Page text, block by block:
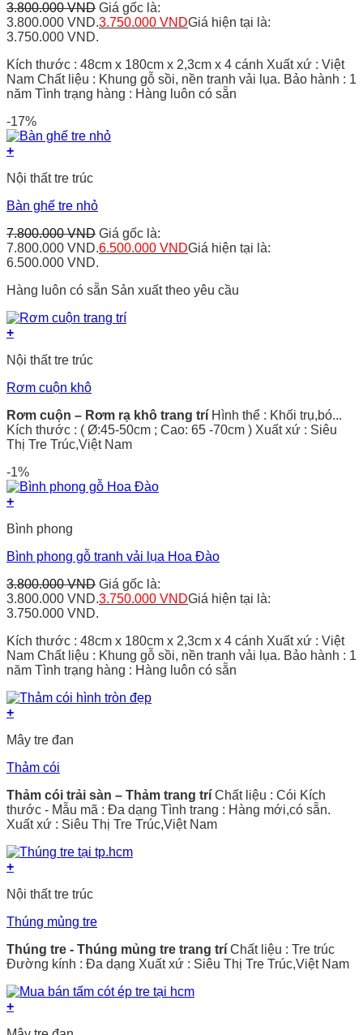
3.800.000VND Giá gốc là:
3.800.000 VND.3.750.000 VNDGiá hiện tại là:
3.750.000 VND.
Kích thước : 48cm x 180cm x 2,3cm x 4 cánh Xuất xứ : Việt
Nam Chất liệu : Khung gỗ sồi, nền tranh vải lụa. Bảo hành : 1
năm Tình trạng hàng : Hàng luôn có sẵn
-17%
+
Nội thất tre trúc
Bàn ghế tre nhỏ
7.800.000VND Giá gốc là:
7.800.000 VND.6.500.000 VNDGiá hiện tại là:
6.500.000 VND.
Hàng luôn có sẵn Sản xuất theo yêu cầu
+
Nội thất tre trúc
Rơm cuộn khô
Rơm cuộn – Rơm rạ khô trang trí Hình thể : Khối trụ,bó...
Kích thước : ( Ø:45-50cm ; Cao: 65 -70cm ) Xuất xứ : Siêu
Thị Tre Trúc,Việt Nam
-1%
+
Bình phong
Bình phong gỗ tranh vải lụa Hoa Đào
3.800.000VND Giá gốc là:
3.800.000 VND.3.750.000 VNDGiá hiện tại là:
3.750.000 VND.
Kích thước : 48cm x 180cm x 2,3cm x 4 cánh Xuất xứ : Việt
Nam Chất liệu : Khung gỗ sồi, nền tranh vải lụa. Bảo hành : 1
năm Tình trạng hàng : Hàng luôn có sẵn
+
Mây tre đan
Thảm cói
Thảm cói trải sàn – Thảm trang trí Chất liệu : Cói Kích
thước - Mẫu mã : Đa dạng Tình trang : Hàng mới,có sẵn.
Xuất xứ : Siêu Thị Tre Trúc,Việt Nam
+
Nội thất tre trúc
Thúng mủng tre
Thúng tre - Thúng mủng tre trang trí Chất liệu : Tre trúc
Đường kính : Đa dạng Xuất xứ : Siêu Thị Tre Trúc,Việt Nam
+